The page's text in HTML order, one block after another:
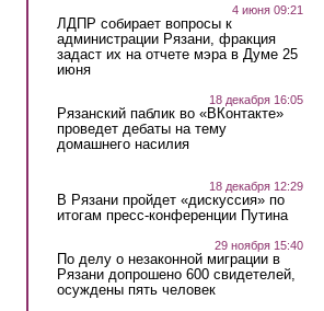
4 июня 09:21
ЛДПР собирает вопросы к
администрации Рязани, фракция
задаст их на отчете мэра в Думе 25
июня
18 декабря 16:05
Рязанский паблик во «ВКонтакте»
проведет дебаты на тему
домашнего насилия
18 декабря 12:29
В Рязани пройдет «дискуссия» по
итогам пресс-конференции Путина
29 ноября 15:40
По делу о незаконной миграции в
Рязани допрошено 600 свидетелей,
осуждены пять человек